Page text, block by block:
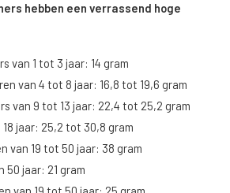
hebben een verrassend hoge
van 1 tot 3 jaar: 14 gram
van 4 tot 8 jaar: 16,8 tot 19,6 gram
van 9 tot 13 jaar: 22,4 tot 25,2 gram
jaar: 25,2 tot 30,8 gram
van 19 tot 50 jaar: 38 gram
50 jaar: 21 gram